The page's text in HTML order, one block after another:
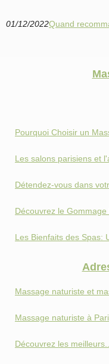
01/12/2022Quand
Pourquoi Choisir un
Les salons parisiens et
Détendez-vous dans
Découvrez le Gommage
Les Bienfaits des Spas:
Massage naturiste et
Massage naturiste à
Découvrez les meilleurs...